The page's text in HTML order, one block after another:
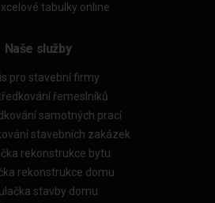
tabulky online
Naše služby
pro stavební firmy
řemeslníků
samotných prací
stavebních zakázek
rekonstrukce bytu
rekonstrukce domu
stavby domu